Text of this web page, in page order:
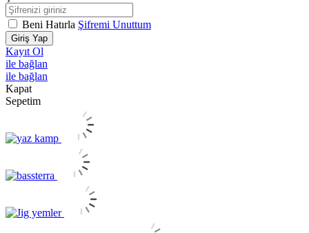
Beni Hatırla Şifremi Unuttum
Giriş Yap
Kayıt Ol
ile bağlan
ile bağlan
Kapat
Sepetim